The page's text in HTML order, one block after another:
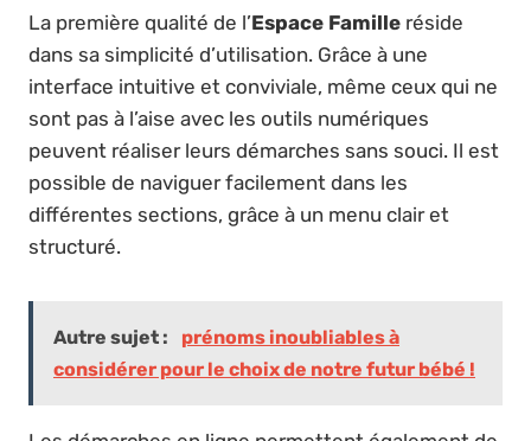
La première qualité de l’Espace Famille réside
dans sa simplicité d’utilisation. Grâce à une
interface intuitive et conviviale, même ceux qui ne
sont pas à l’aise avec les outils numériques
peuvent réaliser leurs démarches sans souci. Il est
possible de naviguer facilement dans les
différentes sections, grâce à un menu clair et
structuré.
Autre sujet :
prénoms inoubliables à
considérer pour le choix de notre futur bébé !